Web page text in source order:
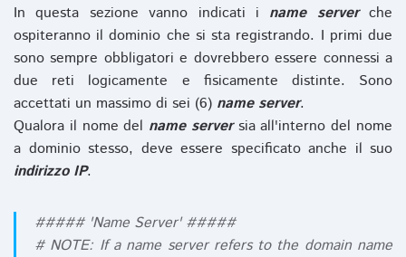
In questa sezione vanno indicati i name serverche
ospiteranno il dominio che si sta registrando. I primi due
sono sempre obbligatori e dovrebbero essere connessi a
due reti logicamente e fisicamente distinte. Sono
accettati un massimo di sei (6) name server.
Qualora il nome del name serversia all'interno del nome
a dominio stesso, deve essere specificato anche il suo
indirizzo IP.
##### 'Name Server' #####
# NOTE: If a name server refers to the domain name